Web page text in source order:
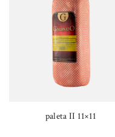
paleta II 11×11